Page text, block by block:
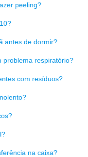
peeling?
antes de dormir?
problema respiratório?
com resíduos?
na caixa?